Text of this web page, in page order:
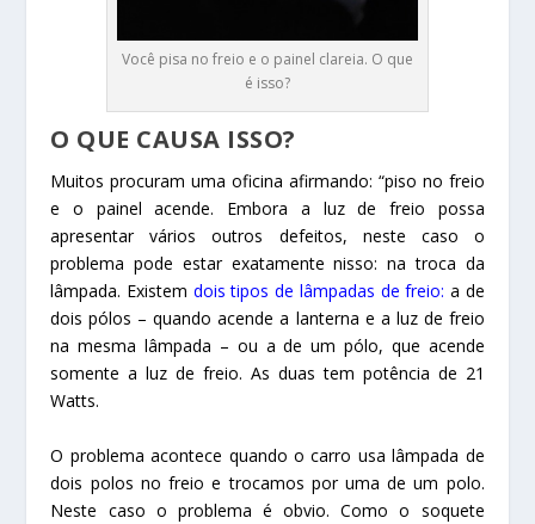
Você pisa no freio e o painel clareia. O que
é isso?
O QUE CAUSA ISSO?
Muitos procuram uma oficina afirmando: “piso no freio
e o painel acende. Embora a luz de freio possa
apresentar vários outros defeitos, neste caso o
problema pode estar exatamente nisso: na troca da
lâmpada. Existem dois tipos de lâmpadas de freio: a de
dois pólos – quando acende a lanterna e a luz de freio
na mesma lâmpada – ou a de um pólo, que acende
somente a luz de freio. As duas tem potência de 21
Watts.
O problema acontece quando o carro usa lâmpada de
dois polos no freio e trocamos por uma de um polo.
Neste caso o problema é obvio. Como o soquete